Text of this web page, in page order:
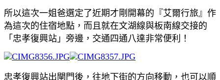
所以這次一姐爸選定了近期才剛開幕的『艾爾行旅』作
為這次的住宿地點，而且就在文湖線與板南線交接的
「忠孝復興站」旁邊，交通四通八達非常便利！
忠孝復興站出閘門後，往地下街的方向移動，也可以順